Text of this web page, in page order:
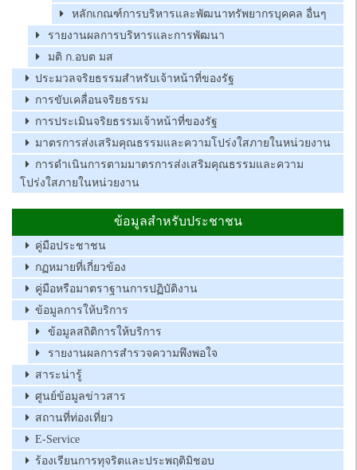
หลักเกณฑ์การบริหารและพัฒนาทรัพยากรบุคคล อื่นๆ
รายงานผลการบริหารและการพัฒนา
มติ ก.อบต มส
ประมวลจริยธรรมสำหรับเจ้าหน้าที่ของรัฐ
การขับเคลื่อนจริยธรรม
การประเมินจริยธรรมเจ้าหน้าที่ของรัฐ
มาตรการส่งเสริมคุณธรรมและความโปร่งใสภายในหน่วยงาน
การดำเนินการตามมาตรการส่งเสริมคุณธรรมและความ
โปร่งใสภายในหน่วยงาน
ข้อมูลสำหรับประชาชน
คู่มือประชาชน
กฏหมายที่เกี่ยวข้อง
คู่มือหรือมาตราฐานการปฏิบัติงาน
ข้อมูลการให้บริการ
ข้อมูลสถิติการให้บริการ
รายงานผลการสำรวจความพึงพอใจ
สาระน่ารู้
ศูนย์ข้อมูลข่าวสาร
สถานที่ท่องเที่ยว
E-Service
ร้องเรียนการทุจริตและประพฤติมิชอบ